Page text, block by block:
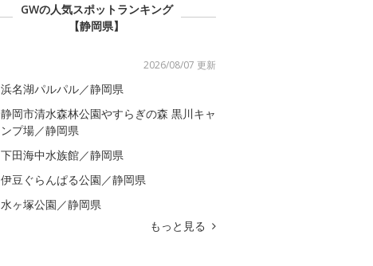
GWの人気スポットランキング
【静岡県】
2026/08/07 更新
浜名湖パルパル／静岡県
静岡市清水森林公園やすらぎの森 黒川キャ
ンプ場／静岡県
下田海中水族館／静岡県
伊豆ぐらんぱる公園／静岡県
水ヶ塚公園／静岡県
もっと見る